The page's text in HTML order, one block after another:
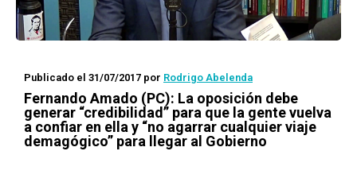
Publicado el 31/07/2017 por Rodrigo Abelenda
Fernando Amado (PC): La oposición debe
generar “credibilidad” para que la gente vuelva
a confiar en ella y “no agarrar cualquier viaje
demagógico” para llegar al Gobierno